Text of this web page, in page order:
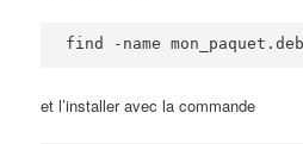
find -name mon_paquet.deb
et l’installer avec la commande